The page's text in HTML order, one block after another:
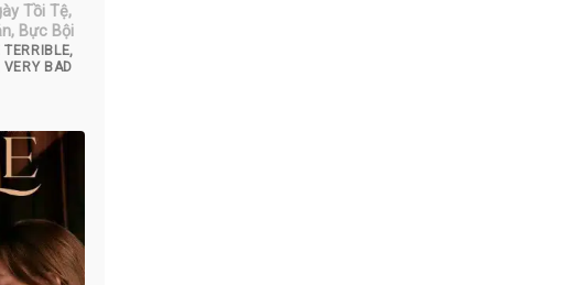
Tồi Tệ,
Bực Bội
VERY BAD